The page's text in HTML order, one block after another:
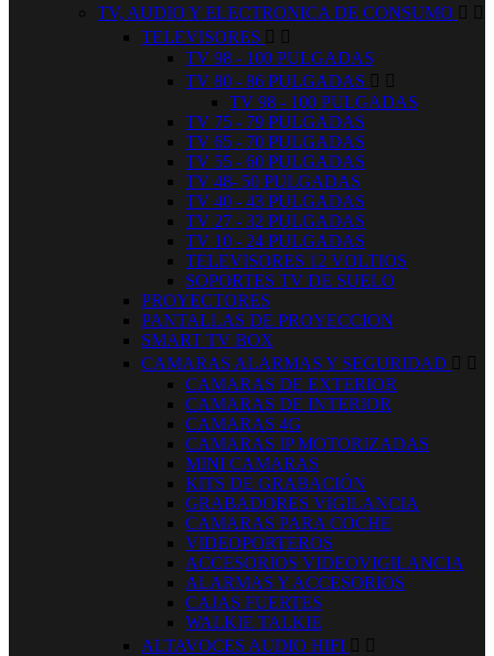
TV, AUDIO Y ELECTRONICA DE CONSUMO  
TELEVISORES  
TV 98 - 100 PULGADAS
TV 80 - 86 PULGADAS  
TV 98 - 100 PULGADAS
TV 75 - 79 PULGADAS
TV 65 - 70 PULGADAS
TV 55 - 60 PULGADAS
TV 48- 50 PULGADAS
TV 40 - 43 PULGADAS
TV 27 - 32 PULGADAS
TV 10 - 24 PULGADAS
TELEVISORES 12 VOLTIOS
SOPORTES TV DE SUELO
PROYECTORES
PANTALLAS DE PROYECCION
SMART TV BOX
CAMARAS ALARMAS Y SEGURIDAD  
CAMARAS DE EXTERIOR
CAMARAS DE INTERIOR
CAMARAS 4G
CAMARAS IP MOTORIZADAS
MINI CAMARAS
KITS DE GRABACIÓN
GRABADORES VIGILANCIA
CAMARAS PARA COCHE
VIDEOPORTEROS
ACCESORIOS VIDEOVIGILANCIA
ALARMAS Y ACCESORIOS
CAJAS FUERTES
WALKIE TALKIE
ALTAVOCES AUDIO HIFI  